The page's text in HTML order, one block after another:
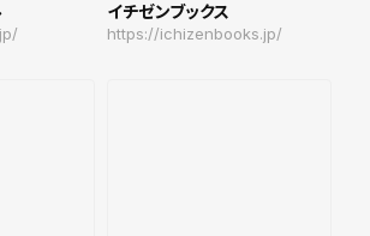
イチゼンブックス
https://ichizenbooks.jp/